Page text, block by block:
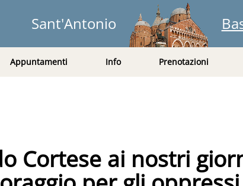
Sant'Antonio
Appuntamenti Info Prenotazioni
Cortese ai nostri